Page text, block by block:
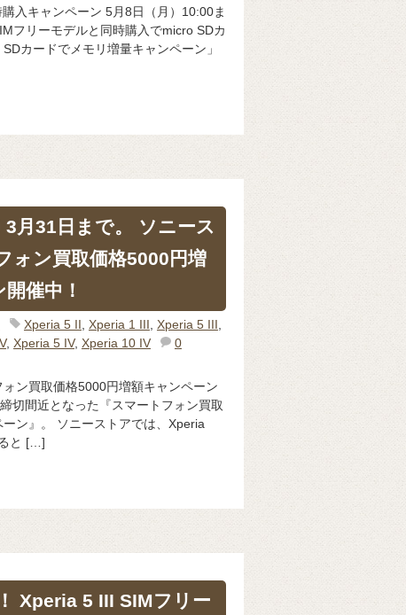
入キャンペーン 5月8日（月）10:00ま
フリーモデルと同時購入でmicro SDカ
カードでメモリ増量キャンペーン」
3月31日まで。 ソニース
ォン買取価格5000円増
催中！
Xperia 5 II Xperia 1 III Xperia 5 III
, Xperia 5 IV, Xperia 10 IV
0
ン買取価格5000円増額キャンペーン
切間近となった『スマートフォン買取
ン』。 ソニーストアでは、Xperia
と […]
Xperia 5 III SIMフリー